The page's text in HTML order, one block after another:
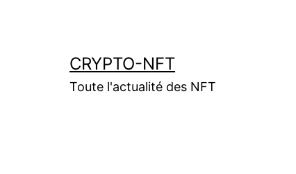
CRYPTO-NFT
Toute l'actualité des NFT